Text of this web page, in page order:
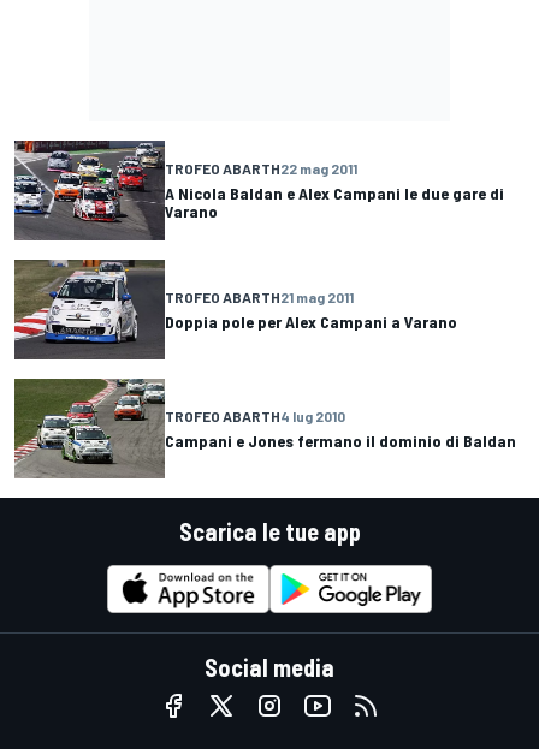
TROFEO ABARTH22 mag 2011
A Nicola Baldan e Alex Campani le due gare di
Varano
TROFEO ABARTH21 mag 2011
Doppia pole per Alex Campani a Varano
TROFEO ABARTH4 lug 2010
Campani e Jones fermano il dominio di Baldan
Scarica le tue app
Social media